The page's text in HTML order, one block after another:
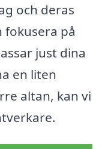
och deras
fokusera på
just dina
en liten
altan, kan vi